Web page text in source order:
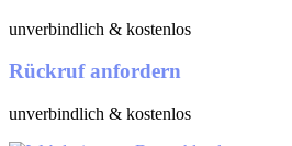
unverbindlich & kostenlos
Rückruf anfordern
unverbindlich & kostenlos